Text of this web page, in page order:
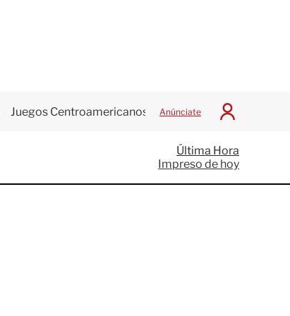
Juegos Centroamericanos Anúnciate
I
c
i
a
Última Hora
Impreso de hoy